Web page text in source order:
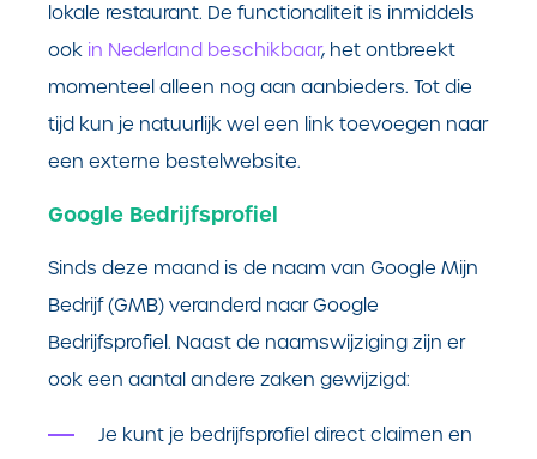
lokale restaurant. De functionaliteit is inmiddels
ook in Nederland beschikbaar, het ontbreekt
momenteel alleen nog aan aanbieders. Tot die
tijd kun je natuurlijk wel een link toevoegen naar
een externe bestelwebsite.
Google Bedrijfsprofiel
Sinds deze maand is de naam van Google Mijn
Bedrijf (GMB) veranderd naar Google
Bedrijfsprofiel. Naast de naamswijziging zijn er
ook een aantal andere zaken gewijzigd:
Je kunt je bedrijfsprofiel direct claimen en